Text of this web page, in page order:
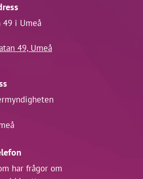
49 i Umeå
49, Umeå
har frågor om